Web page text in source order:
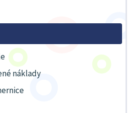
náklady